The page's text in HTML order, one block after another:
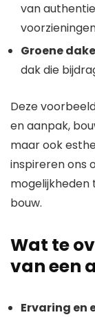
van
Groene
dak die
Deze
en aanpak,
maar ook
inspireren ons
mogelijkheden
bouw.
Wat te
van een
Ervaring en